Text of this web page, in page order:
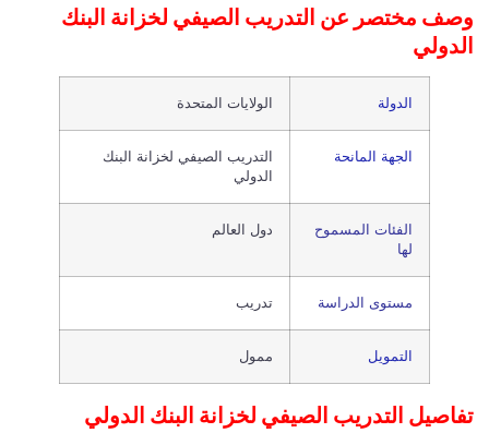
وصف مختصر عن التدريب الصيفي لخزانة البنك
الدولي
الدولة الولايات المتحدة
الجهة المانحة
التدريب الصيفي لخزانة البنك
الدولي
الفئات المسموح
لها
دول العالم
مستوى الدراسة تدريب
التمويل ممول
تفاصيل التدريب الصيفي لخزانة البنك الدولي